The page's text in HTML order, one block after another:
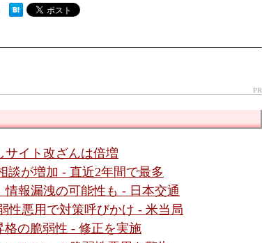
PR
サイト改ざんは倍増
談が増加 - 直近2年間で最多
報漏洩の可能性も - 日本交通
性悪用で対策呼びかけ - 米当局
格の脆弱性 - 修正を実施